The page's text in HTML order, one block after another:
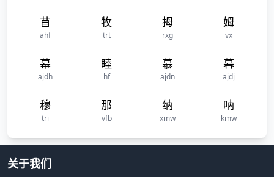
苜
ahf
牧
trt
拇
rxg
姆
vx
幕
ajdh
睦
hf
慕
ajdn
暮
ajdj
穆
tri
那
vfb
纳
xmw
呐
kmw
关于我们